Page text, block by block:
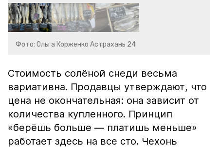
Фото: Ольга Корженко Астрахань 24
Стоимость солёной снеди весьма
вариативна. Продавцы утверждают, что
цена не окончательная: она зависит от
количества купленного. Принцип
«берёшь больше — платишь меньше»
работает здесь на все сто. Чехонь